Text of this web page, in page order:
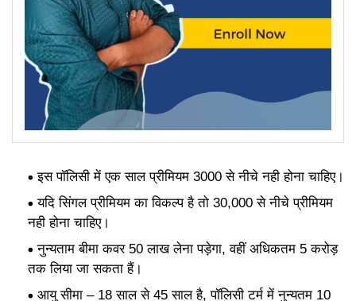
इस पॉलिसी में एक साल प्रीमियम 3000 से नीचे नही होना चाहिए।
यदि सिंगल प्रीमियम का विकल्प है तो 30,000 से नीचे प्रीमियम
नही होना चाहिए।
नुन्यताम बीमा कवर 50 लाख लेना पड़ेगा, वहीं अधिकतम 5 करोड़
तक लिया जा सकता हैं।
आयु सीमा – 18 साल से 45 साल है, पॉलिसी टर्म में नुन्यतम 10